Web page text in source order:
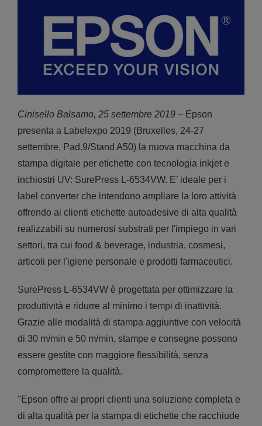
Cinisello Balsamo, 25 settembre 2019– Epson
presenta a Labelexpo 2019 (Bruxelles, 24-27
settembre, Pad.9/Stand A50) la nuova macchina da
stampa digitale per etichette con tecnologia inkjet e
inchiostri UV: SurePress L-6534VW. E’ ideale per i
label converter che intendono ampliare la loro attività
offrendo ai clienti etichette autoadesive di alta qualità
realizzabili su numerosi substrati per l'impiego in vari
settori, tra cui food & beverage, industria, cosmesi,
articoli per l'igiene personale e prodotti farmaceutici.
SurePress L-6534VW è progettata per ottimizzare la
produttività e ridurre al minimo i tempi di inattività.
Grazie alle modalità di stampa aggiuntive con velocità
di 30 m/min e 50 m/min, stampe e consegne possono
essere gestite con maggiore flessibilità, senza
compromettere la qualità.
"Epson offre ai propri clienti una soluzione completa e
di alta qualità per la stampa di etichette che racchiude